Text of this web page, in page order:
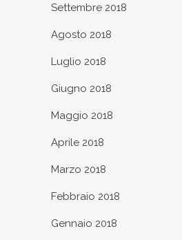
Settembre 2018
Agosto 2018
Luglio 2018
Giugno 2018
Maggio 2018
Aprile 2018
Marzo 2018
Febbraio 2018
Gennaio 2018